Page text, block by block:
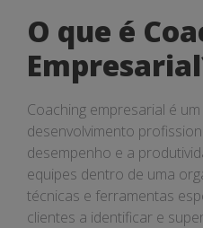
O que é
Coaching empresarial é
desenvolvimento
desempenho e a
equipes dentro de uma
técnicas e ferramentas
clientes a identificar e